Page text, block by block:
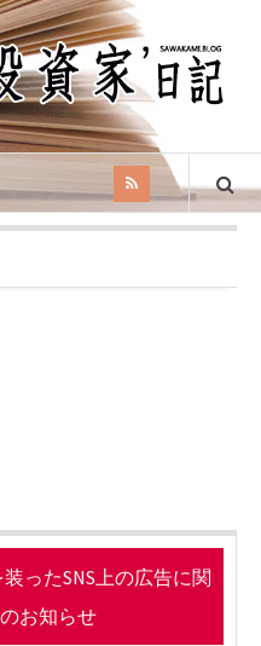
ったSNS上の広告に関
お知らせ